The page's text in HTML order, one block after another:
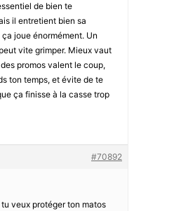
de bien te
il entretient bien sa
joue énormément. Un
vite grimper. Mieux vaut
promos valent le coup,
ton temps, et évite de te
ça finisse à la casse trop
#70892
tu veux protéger ton matos